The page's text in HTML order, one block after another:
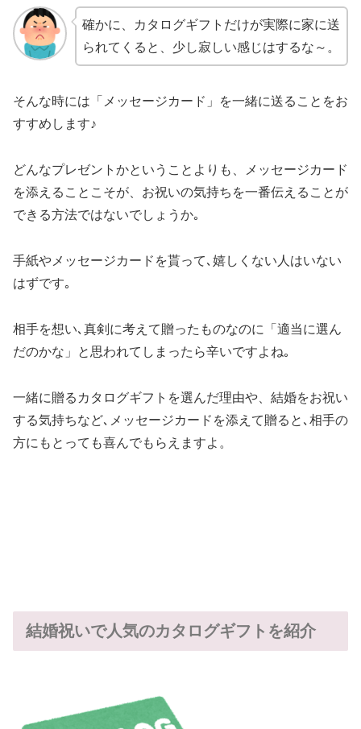
確かに、カタログギフトだけが実際に家に送
られてくると、少し寂しい感じはするな～。
そんな時には「メッセージカード」を一緒に送ることをお
すすめします♪
どんなプレゼントかということよりも、メッセージカード
を添えることこそが、お祝いの気持ちを一番伝えることが
できる方法ではないでしょうか｡
手紙やメッセージカードを貰って､嬉しくない人はいない
はずです｡
相手を想い､真剣に考えて贈ったものなのに「適当に選ん
だのかな」と思われてしまったら辛いですよね｡
一緒に贈るカタログギフトを選んだ理由や、結婚をお祝い
する気持ちなど､メッセージカードを添えて贈ると､相手の
方にもとっても喜んでもらえますよ。
結婚祝いで人気のカタログギフトを紹介